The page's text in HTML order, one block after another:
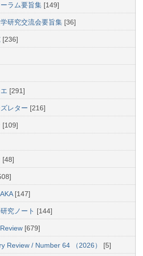
ラム要旨集 [149]
研究交流会要旨集 [36]
[236]
[291]
レター [216]
[109]
[48]
[147]
究ノート [144]
[679]
Review / Number 64 （2026） [5]